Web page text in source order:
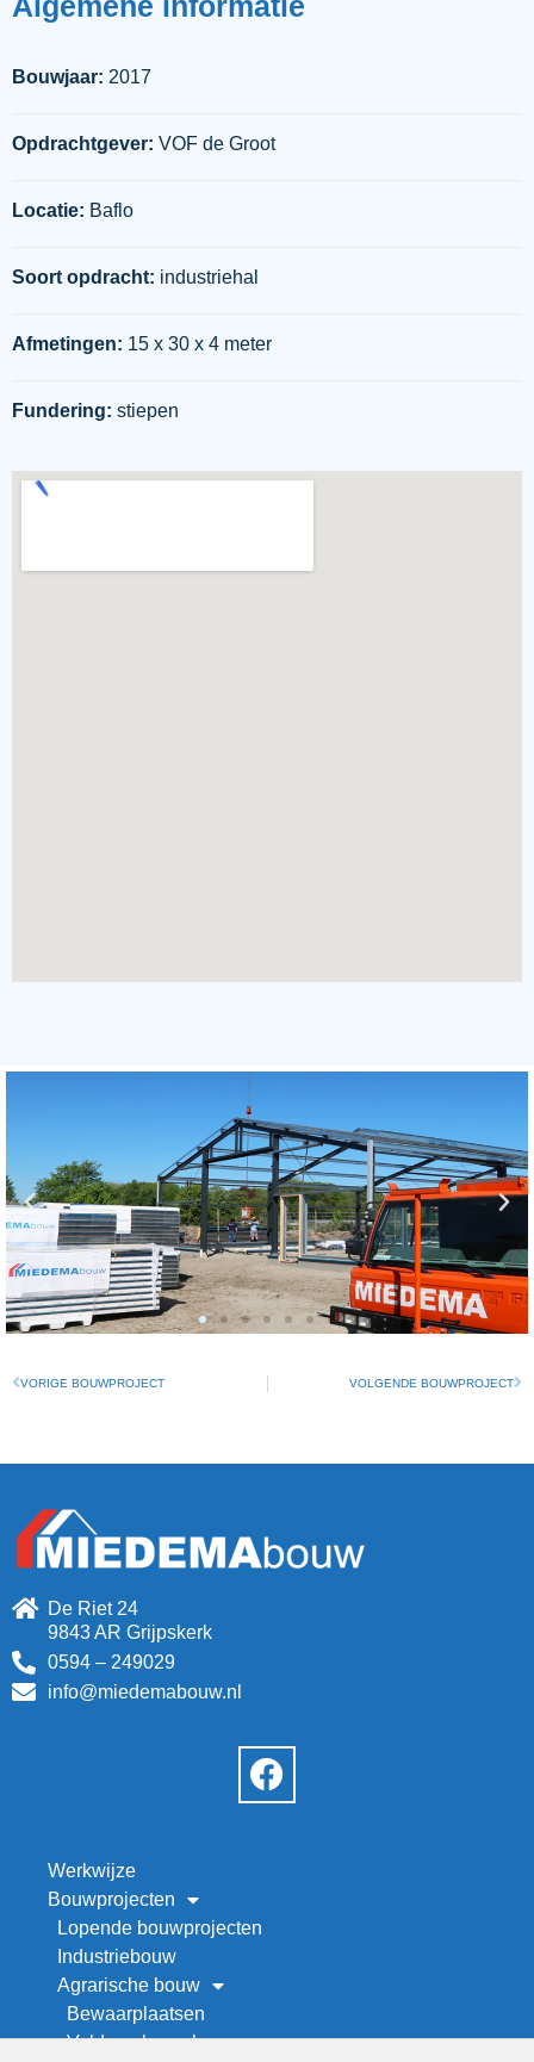
Bouwjaar: 2017
Opdrachtgever: VOF de Groot
Locatie: Baflo
Soort opdracht: industriehal
Afmetingen: 15 x 30 x 4 meter
Fundering: stiepen
VORIGE BOUWPROJECT VOLGENDE BOUWPROJECT
De Riet 24
9843 AR Grijpskerk
0594 – 249029
info@miedemabouw.nl
Werkwijze
Bouwprojecten
Lopende bouwprojecten
Industriebouw
Agrarische bouw
Bewaarplaatsen
Veld- en kapschuren